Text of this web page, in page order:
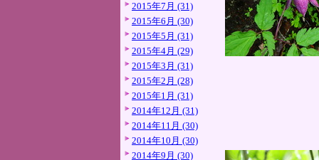
2015年7月 (31)
2015年6月 (30)
2015年5月 (31)
2015年4月 (29)
2015年3月 (31)
2015年2月 (28)
2015年1月 (31)
2014年12月 (31)
2014年11月 (30)
2014年10月 (30)
2014年9月 (30)